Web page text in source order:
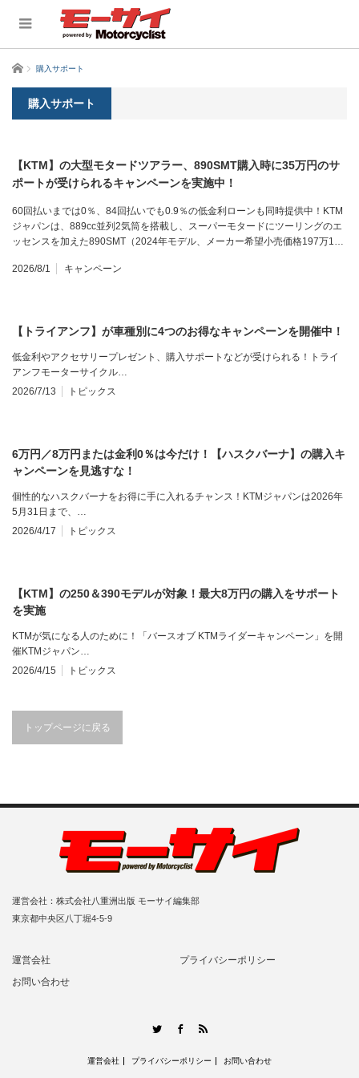
ホーム 購入サポート
購入サポート
【KTM】の大型モタードツアラー、890SMT購入時に35万円のサ
ポートが受けられるキャンペーンを実施中！
60回払いまでは0％、84回払いでも0.9％の低金利ローンも同時提供中！KTM
ジャパンは、889cc並列2気筒を搭載し、スーパーモタードにツーリングのエ
ッセンスを加えた890SMT（2024年モデル、メーカー希望小売価格197万1…
2026/8/1 キャンペーン
【トライアンフ】が車種別に4つのお得なキャンペーンを開催中！
低金利やアクセサリープレゼント、購入サポートなどが受けられる！トライ
アンフモーターサイクル…
2026/7/13
トピックス
6万円／8万円または金利0％は今だけ！【ハスクバーナ】の購入キ
ャンペーンを見逃すな！
個性的なハスクバーナをお得に手に入れるチャンス！KTMジャパンは2026年
5月31日まで、…
2026/4/17
トピックス
【KTM】の250＆390モデルが対象！最大8万円の購入をサポート
を実施
KTMが気になる人のために！「バースオブ KTMライダーキャンペーン」を開
催KTMジャパン…
2026/4/15
トピックス
トップページに戻る
運営会社：株式会社八重洲出版 モーサイ編集部
東京都中央区八丁堀4-5-9
運営会社
プライバシーポリシー
お問い合わせ
TwitterFacebook
運営会社 プライバシーポリシー お問い合わせ